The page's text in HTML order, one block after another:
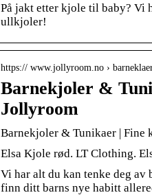
På jakt etter kjole til baby? Vi
ullkjoler!
https:// www.jollyroom.no ›
Barnekjoler &
Jollyroom
Barnekjoler & Tunikaer | Fine
Elsa Kjole rød. LT Clothing.
Vi har alt du kan tenke deg
finn ditt barns nye habitt